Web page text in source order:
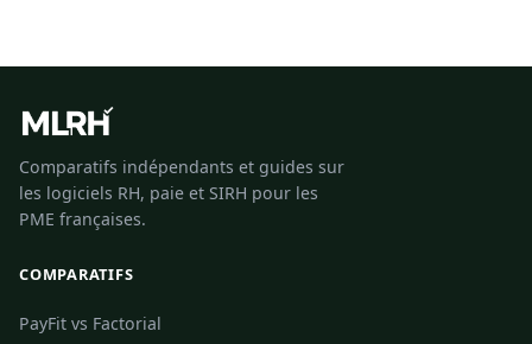
Comparatifs indépendants et guides sur
les logiciels RH, paie et SIRH pour les
PME françaises.
COMPARATIFS
PayFit vs Factorial